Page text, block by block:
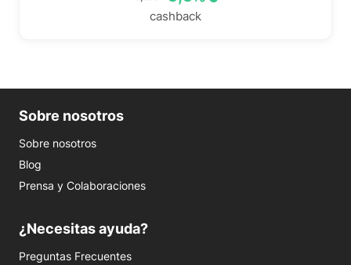
cashback
Sobre nosotros
Sobre nosotros
Blog
Prensa y Colaboraciones
¿Necesitas ayuda?
Preguntas Frecuentes